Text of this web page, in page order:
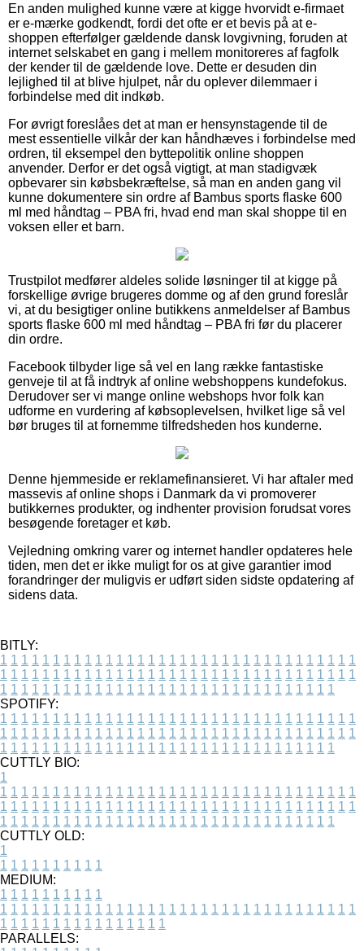
En anden mulighed kunne være at kigge hvorvidt e-firmaet
er e-mærke godkendt, fordi det ofte er et bevis på at e-
shoppen efterfølger gældende dansk lovgivning, foruden at
internet selskabet en gang i mellem monitoreres af fagfolk
der kender til de gældende love. Dette er desuden din
lejlighed til at blive hjulpet, når du oplever dilemmaer i
forbindelse med dit indkøb.
For øvrigt foreslåes det at man er hensynstagende til de
mest essentielle vilkår der kan håndhæves i forbindelse med
ordren, til eksempel den byttepolitik online shoppen
anvender. Derfor er det også vigtigt, at man stadigvæk
opbevarer sin købsbekræftelse, så man en anden gang vil
kunne dokumentere sin ordre af Bambus sports flaske 600
ml med håndtag – PBA fri, hvad end man skal shoppe til en
voksen eller et barn.
Trustpilot medfører aldeles solide løsninger til at kigge på
forskellige øvrige brugeres domme og af den grund foreslår
vi, at du besigtiger online butikkens anmeldelser af Bambus
sports flaske 600 ml med håndtag – PBA fri før du placerer
din ordre.
Facebook tilbyder lige så vel en lang række fantastiske
genveje til at få indtryk af online webshoppens kundefokus.
Derudover ser vi mange online webshops hvor folk kan
udforme en vurdering af købsoplevelsen, hvilket lige så vel
bør bruges til at fornemme tilfredsheden hos kunderne.
Denne hjemmeside er reklamefinansieret. Vi har aftaler med
massevis af online shops i Danmark da vi promoverer
butikkernes produkter, og indhenter provision forudsat vores
besøgende foretager et køb.
Vejledning omkring varer og internet handler opdateres hele
tiden, men det er ikke muligt for os at give garantier imod
forandringer der muligvis er udført siden sidste opdatering af
sidens data.
BITLY:
1 1 1 1 1 1 1 1 1 1 1 1 1 1 1 1 1 1 1 1 1 1 1 1 1 1 1 1 1 1 1 1 1 1
1 1 1 1 1 1 1 1 1 1 1 1 1 1 1 1 1 1 1 1 1 1 1 1 1 1 1 1 1 1 1 1 1 1
1 1 1 1 1 1 1 1 1 1 1 1 1 1 1 1 1 1 1 1 1 1 1 1 1 1 1 1 1 1 1 1
SPOTIFY:
1 1 1 1 1 1 1 1 1 1 1 1 1 1 1 1 1 1 1 1 1 1 1 1 1 1 1 1 1 1 1 1 1 1
1 1 1 1 1 1 1 1 1 1 1 1 1 1 1 1 1 1 1 1 1 1 1 1 1 1 1 1 1 1 1 1 1 1
1 1 1 1 1 1 1 1 1 1 1 1 1 1 1 1 1 1 1 1 1 1 1 1 1 1 1 1 1 1 1 1
CUTTLY BIO:
1
1 1 1 1 1 1 1 1 1 1 1 1 1 1 1 1 1 1 1 1 1 1 1 1 1 1 1 1 1 1 1 1 1 1
1 1 1 1 1 1 1 1 1 1 1 1 1 1 1 1 1 1 1 1 1 1 1 1 1 1 1 1 1 1 1 1 1 1
1 1 1 1 1 1 1 1 1 1 1 1 1 1 1 1 1 1 1 1 1 1 1 1 1 1 1 1 1 1 1 1
CUTTLY OLD:
1
1 1 1 1 1 1 1 1 1 1
MEDIUM:
1 1 1 1 1 1 1 1 1 1
1 1 1 1 1 1 1 1 1 1 1 1 1 1 1 1 1 1 1 1 1 1 1 1 1 1 1 1 1 1 1 1 1 1
1 1 1 1 1 1 1 1 1 1 1 1 1 1 1 1
PARALLELS: